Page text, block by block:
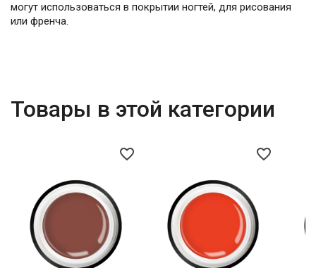
могут использоваться в покрытии ногтей, для рисования
или френча.
Товары в этой категории
favorite_border favorite_border